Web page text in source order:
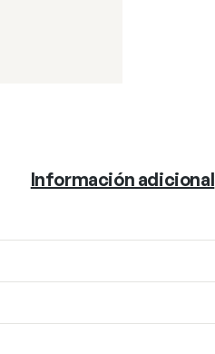
Información adicional